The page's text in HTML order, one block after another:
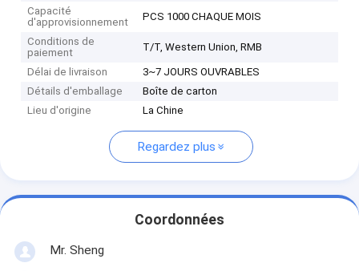
Capacité
d'approvisionnement
PCS 1000 CHAQUE MOIS
Conditions de
paiement
T/T, Western Union, RMB
Délai de livraison
3~7 JOURS OUVRABLES
Détails d'emballage
Boîte de carton
Lieu d'origine
La Chine
Regardez plus
Coordonnées
Mr. Sheng